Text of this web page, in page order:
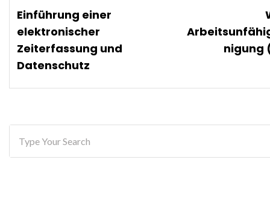
Einführung einer
elektronischer
Zeiterfassung und
Datenschutz
nigung